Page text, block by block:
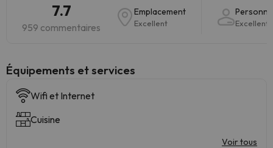
7.7
959 commentaires
Emplacement
Excellent Excellent
​Équipements et services
Wifi et Internet
Cuisine
Voir tous